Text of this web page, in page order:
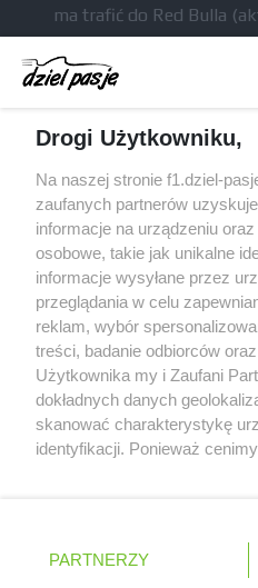
ma trafić do Red Bulla
Dochód F1 spadł o 61
zeszłego sezonu
algorytmach?
Honda uświadomiła
silnikiem dopiero w
Audi planuje wprowadzić
pakiety poprawek w
Polityka prywatności
powiązana w żaden sposób z
Serwis internetowy, z
cookies. Są to pliki
końcowych osób
administrowania
Dowiedz się
Drogi Użytkowniku,
Na naszej stronie f1.dziel-
zaufanych partnerów
informacje na urządzeniu
osobowe, takie jak unikalne
informacje wysyłane przez
przeglądania w celu
reklam, wybór
treści, badanie odbiorców
Użytkownika my i Zaufani
dokładnych danych
skanować charakterystykę
identyfikacji. Ponieważ
prywatności znajdujący się w
. Niektóre rodzaje
PARTNERZY